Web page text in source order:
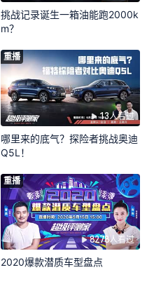
挑战记录诞生一箱油能跑2000k
m？
重播
13人看过
哪里来的底气？探险者挑战奥迪
Q5L！
重播
8278人看过
2020爆款潜质车型盘点